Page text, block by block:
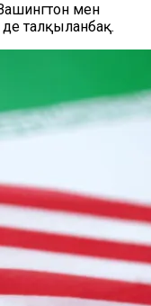
мен
де талқыланбақ.